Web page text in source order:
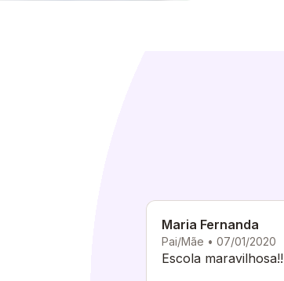
Maria Fernanda
Pai/Mãe • 07/01/2020
Escola maravilhosa!!